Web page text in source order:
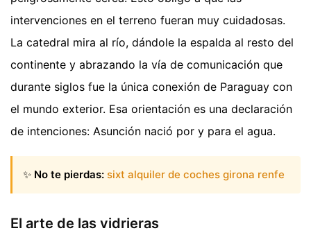
intervenciones en el terreno fueran muy cuidadosas.
La catedral mira al río, dándole la espalda al resto del
continente y abrazando la vía de comunicación que
durante siglos fue la única conexión de Paraguay con
el mundo exterior. Esa orientación es una declaración
de intenciones: Asunción nació por y para el agua.
✨ No te pierdas: sixt alquiler de coches girona renfe
El arte de las vidrieras